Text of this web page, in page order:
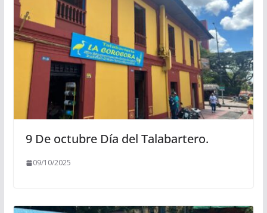
9 De octubre Día del Talabartero.
09/10/2025